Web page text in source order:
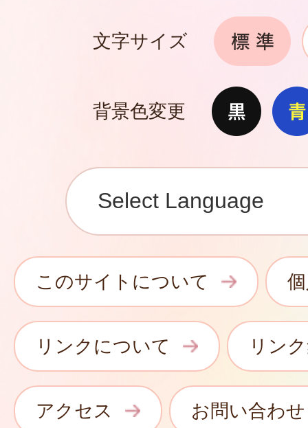
文字サイズ
背景色変更
このサイトについて
リンクについて リン
アクセス お問い合わせ